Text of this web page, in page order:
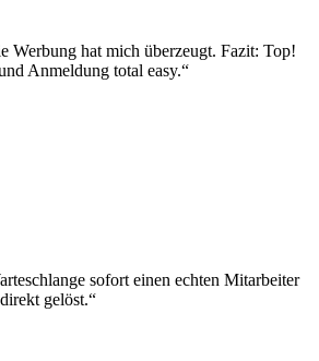
Werbung hat mich überzeugt. Fazit: Top!
Anmeldung total easy.“
sofort einen echten Mitarbeiter
gelöst.“